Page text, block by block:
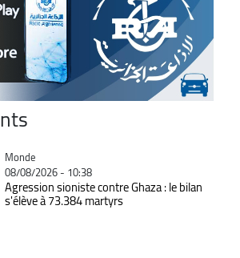
Catégorie
Monde
08/08/2026 - 10:38
Agression sioniste contre Ghaza : le bilan
s'élève à 73.384 martyrs